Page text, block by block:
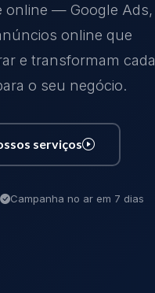
online — Google Ads,
online que
e transformam cada
o seu negócio.
serviços
Campanha no ar em 7 dias